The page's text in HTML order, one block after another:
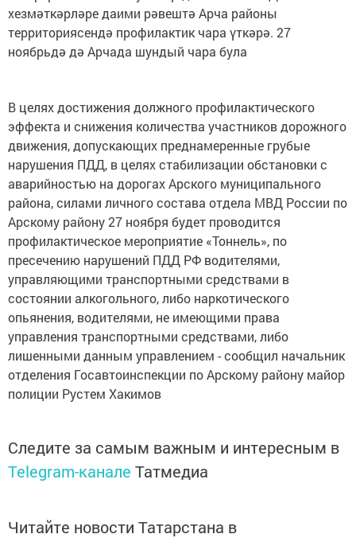
хезмәткәрләре даими рәвештә Арча районы
территориясендә профилактик чара үткәрә. 27
ноябрьдә дә Арчада шундый чара була
В целях достижения должного профилактического
эффекта и снижения количества участников дорожного
движения, допускающих преднамеренные грубые
нарушения ПДД, в целях стабилизации обстановки с
аварийностью на дорогах Арского муниципального
района, силами личного состава отдела МВД России по
Арскому району 27 ноября будет проводится
профилактическое мероприятие «Тоннель», по
пресечению нарушений ПДД РФ водителями,
управляющими транспортными средствами в
состоянии алкогольного, либо наркотического
опьянения, водителями, не имеющими права
управления транспортными средствами, либо
лишенными данным управлением - сообщил начальник
отделения Госавтоинспекции по Арскому району майор
полиции Рустем Хакимов
Следите за самым важным и интересным в
Telegram-канале Татмедиа
Читайте новости Татарстана в